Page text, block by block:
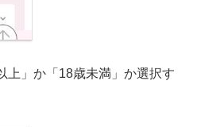
上」か「18歳未満」か選択す